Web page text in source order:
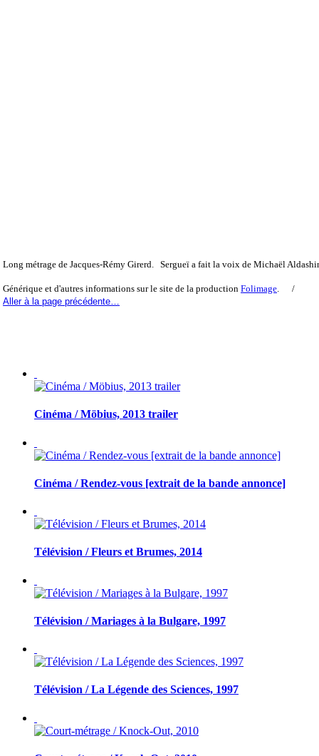
Long métrage de Jacques-Rémy Girerd. Sergueï a fait la voix de Michaël
Générique et d'autres informations sur le site de la production Folimage. /
Aller à la page précédente…
Cinéma / Möbius, 2013 trailer
Cinéma / Rendez-vous [extrait de la bande annonce]
Télévision / Fleurs et Brumes, 2014
Télévision / Mariages à la Bulgare, 1997
Télévision / La Légende des Sciences, 1997